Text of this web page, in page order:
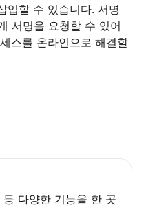
입할 수 있습니다. 서명
서명을 요청할 수 있어
스를 온라인으로 해결할
다양한 기능을 한 곳